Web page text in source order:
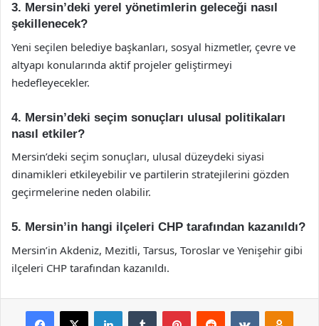
3. Mersin’deki yerel yönetimlerin geleceği nasıl
şekillenecek?
Yeni seçilen belediye başkanları, sosyal hizmetler, çevre ve
altyapı konularında aktif projeler geliştirmeyi
hedefleyecekler.
4. Mersin’deki seçim sonuçları ulusal politikaları
nasıl etkiler?
Mersin’deki seçim sonuçları, ulusal düzeydeki siyasi
dinamikleri etkileyebilir ve partilerin stratejilerini gözden
geçirmelerine neden olabilir.
5. Mersin’in hangi ilçeleri CHP tarafından kazanıldı?
Mersin’in Akdeniz, Mezitli, Tarsus, Toroslar ve Yenişehir gibi
ilçeleri CHP tarafından kazanıldı.
Facebook
X LinkedInTumblr PinterestReddit VKontakte